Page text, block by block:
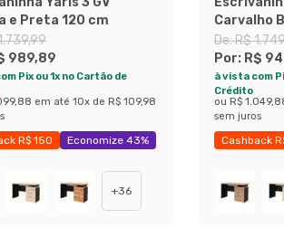
e Preta 120 cm
989,89
Pix ou 1x no Cartão de
em até 10x de R$ 109,98
R$ 150 Economize 43%
+36
Carvalho
cm
De:R$
Por: R$
à vista com
Crédito
ou R$
sem juros
Cashback